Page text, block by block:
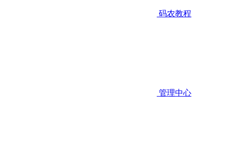
码农教程
管理中心